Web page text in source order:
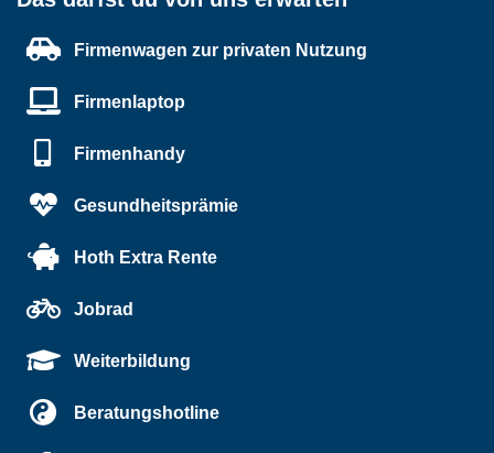
Firmenwagen zur privaten Nutzung
Firmenlaptop
Firmenhandy
Gesundheitsprämie
Hoth Extra Rente
Jobrad
Weiterbildung
Beratungshotline